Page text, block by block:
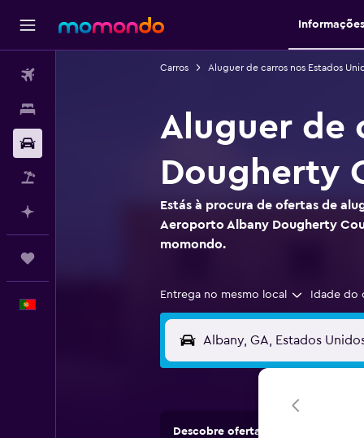
Informações
Carros Aluguer de carros nos Estados
Aluguer de
Dougherty
Estás à procura de ofertas de
Aeroporto Albany Dougherty
momondo.
Entrega no mesmo local Idade do
Descobre ofertas de rent-a-cars